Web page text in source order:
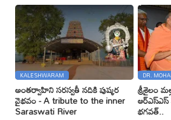
KALESHWARAM
అంతర్వాహిని సరస్వతీ నదికి పుష్కర
వైభవం - A tribute to the inner
Saraswati River
DR.
శ్రీశైలం
భగవత్..